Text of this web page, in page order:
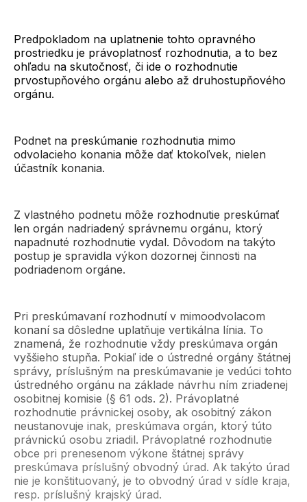
Predpokladom na uplatnenie tohto opravného
prostriedku je právoplatnosť rozhodnutia, a to bez
ohľadu na skutočnosť, či ide o rozhodnutie
prvostupňového orgánu alebo až druhostupňového
orgánu.
Podnet na preskúmanie rozhodnutia mimo
odvolacieho konania môže dať ktokoľvek, nielen
účastník konania.
Z vlastného podnetu môže rozhodnutie preskúmať
len orgán nadriadený správnemu orgánu, ktorý
napadnuté rozhodnutie vydal. Dôvodom na takýto
postup je spravidla výkon dozornej činnosti na
podriadenom orgáne.
Pri preskúmavaní rozhodnutí v mimoodvolacom
konaní sa dôsledne uplatňuje vertikálna línia. To
znamená, že rozhodnutie vždy preskúmava orgán
vyššieho stupňa. Pokiaľ ide o ústredné orgány štátnej
správy, príslušným na preskúmavanie je vedúci tohto
ústredného orgánu na základe návrhu ním zriadenej
osobitnej komisie (§ 61 ods. 2). Právoplatné
rozhodnutie právnickej osoby, ak osobitný zákon
neustanovuje inak, preskúmava orgán, ktorý túto
právnickú osobu zriadil. Právoplatné rozhodnutie
obce pri prenesenom výkone štátnej správy
preskúmava príslušný obvodný úrad. Ak takýto úrad
nie je konštituovaný, je to obvodný úrad v sídle kraja,
resp. príslušný krajský úrad.